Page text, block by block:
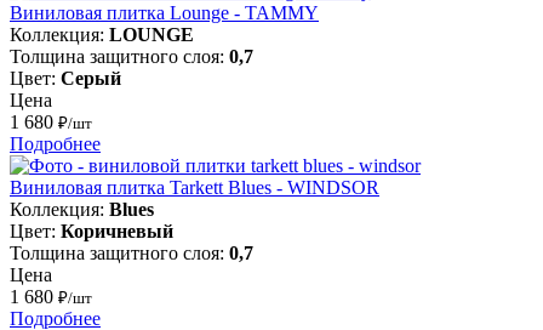
Виниловая плитка Lounge - TAMMY
Коллекция: LOUNGE
Толщина защитного слоя: 0,7
Цвет: Серый
Цена
1 680 ₽/шт
Подробнее
Виниловая плитка Tarkett Blues - WINDSOR
Коллекция: Blues
Цвет: Коричневый
Толщина защитного слоя: 0,7
Цена
1 680 ₽/шт
Подробнее